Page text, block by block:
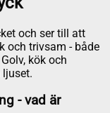
och ser till att
och trivsam - både
kök och
- vad är